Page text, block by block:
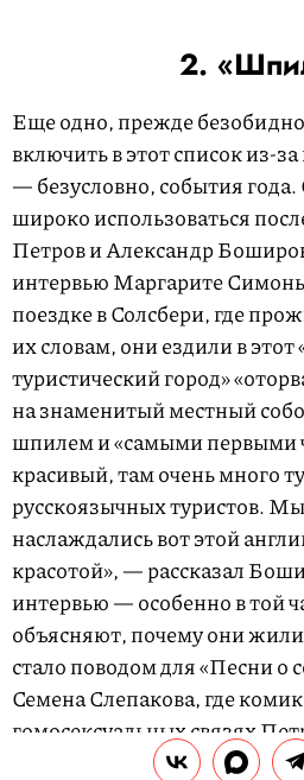
2.
Еще одно, прежде
включить в этот список из-
— безусловно, события
широко использоваться
Петров и Александр
интервью Маргарите
поездке в Солсбери, где
их словам, они ездили в
туристический город»
на знаменитый местный
шпилем и «самыми первыми
красивый, там очень много
русскоязычных туристов.
наслаждались вот этой
красотой», — рассказал
интервью — особенно в той
объясняют, почему они
стало поводом для «Песни о
Семена Слепакова, где
гомосексуальных связях
«Все мысли лишь о шпиле,